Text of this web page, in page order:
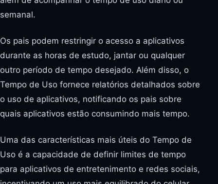
semanal.
Os pais podem restringir o acesso a aplicativos
durante as horas de estudo, jantar ou qualquer
outro período de tempo desejado. Além disso, o
Tempo de Uso fornece relatórios detalhados sobre
o uso de aplicativos, notificando os pais sobre
quais aplicativos estão consumindo mais tempo.
Uma das características mais úteis do Tempo de
Uso é a capacidade de definir limites de tempo
para aplicativos de entretenimento e redes sociais,